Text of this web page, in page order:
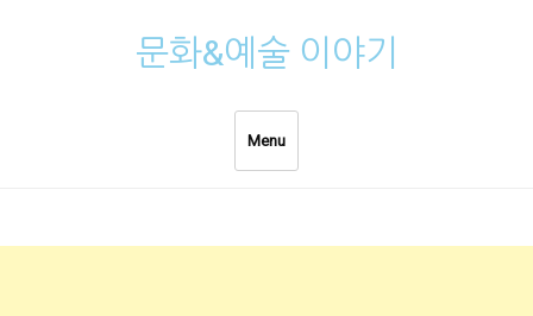
문화&예술 이야기
Menu